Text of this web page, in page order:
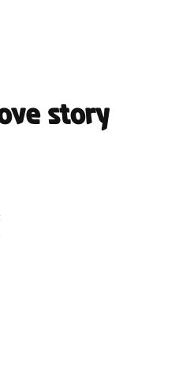
story